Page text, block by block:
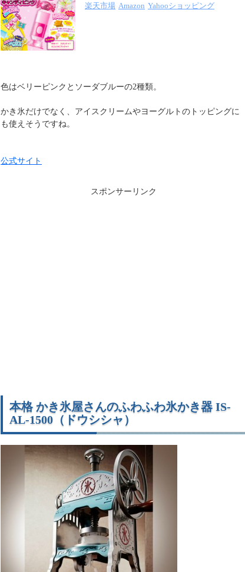
楽天市場 Amazon Yahooショッピング
色はベリーピンクとソーダブルーの2種類。
かき氷だけでなく、アイスクリームやヨーグルトのトッピングに
も使えそうですね。
公式サイト
スポンサーリンク
本格 かき氷屋さんのふわふわ氷かき器 IS-
AL-1500（ドウシシャ）